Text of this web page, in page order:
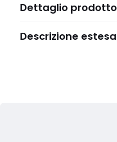
Dettaglio prodotto
Descrizione estesa